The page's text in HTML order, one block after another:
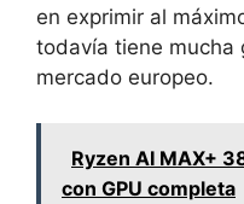
en exprimir al
todavía tiene mucha
mercado europeo.
Ryzen AI MAX+
con GPU completa